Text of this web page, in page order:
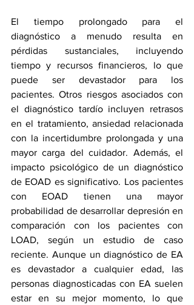
El tiempo prolongado para el
diagnóstico a menudo resulta en
pérdidas sustanciales, incluyendo
tiempo y recursos financieros, lo que
puede ser devastador para los
pacientes. Otros riesgos asociados con
el diagnóstico tardío incluyen retrasos
en el tratamiento, ansiedad relacionada
con la incertidumbre prolongada y una
mayor carga del cuidador. Además, el
impacto psicológico de un diagnóstico
de EOAD es significativo. Los pacientes
con EOAD tienen una mayor
probabilidad de desarrollar depresión en
comparación con los pacientes con
LOAD, según un estudio de caso
reciente. Aunque un diagnóstico de EA
es devastador a cualquier edad, las
personas diagnosticadas con EA suelen
estar en su mejor momento, lo que